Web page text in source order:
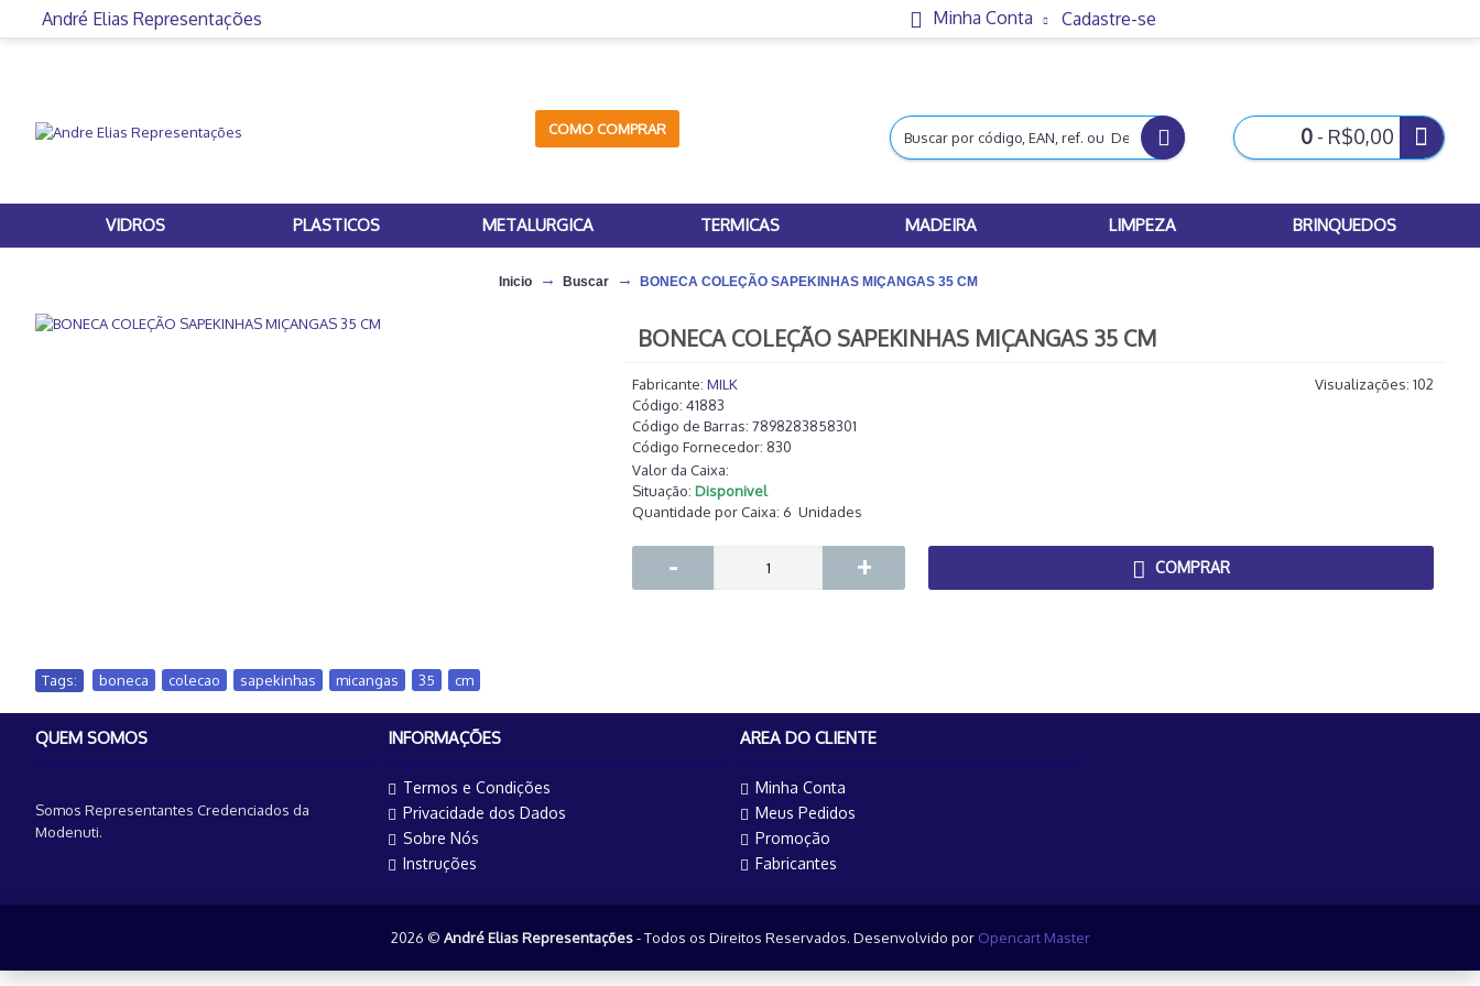
André Elias Representações Minha Conta Cadastre-se
COMO COMPRAR 0 - R$0,00
VIDROS PLASTICOS METALURGICA TERMICAS MADEIRA LIMPEZA BRINQUEDOS
Inicio Buscar BONECA COLEÇÃO SAPEKINHAS MIÇANGAS 35 CM
BONECA COLEÇÃO SAPEKINHAS MIÇANGAS 35 CM
Visualizações: 102
Fabricante: MILK
Código: 41883
Código de Barras: 7898283858301
Código Fornecedor: 830
Valor da Caixa:
Situação: Disponivel
Quantidade por Caixa: 6 Unidades
- + COMPRAR
Tags: boneca colecao sapekinhas micangas 35 cm
QUEM SOMOS
Somos Representantes Credenciados da
Modenuti.
INFORMAÇÕES
Termos e Condições
Privacidade dos Dados
Sobre Nós
Instruções
AREA DO CLIENTE
Minha Conta
Meus Pedidos
Promoção
Fabricantes
2026 © André Elias Representações- Todos os Direitos Reservados. Desenvolvido por Opencart Master